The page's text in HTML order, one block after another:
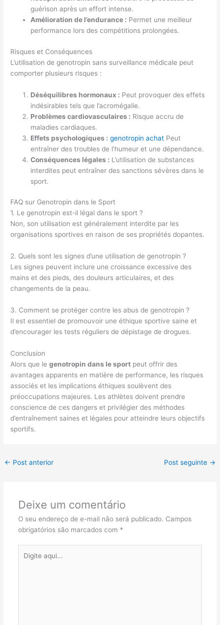
guérison après un effort intense.
Amélioration de l’endurance : Permet une meilleur
performance lors des compétitions prolongées.
Risques et Conséquences
L’utilisation de genotropin sans surveillance médicale peut
comporter plusieurs risques :
Déséquilibres hormonaux : Peut provoquer des effets
indésirables tels que l’acromégalie.
Problèmes cardiovasculaires : Risque accru de
maladies cardiaques.
Effets psychologiques : genotropin achat Peut
entraîner des troubles de l’humeur et une dépendance.
Conséquences légales : L’utilisation de substances
interdites peut entraîner des sanctions sévères dans le
sport.
FAQ sur Genotropin dans le Sport
1. Le genotropin est-il légal dans le sport ?
Non, son utilisation est généralement interdite par les
organisations sportives en raison de ses propriétés dopantes.
2. Quels sont les signes d’une utilisation de genotropin ?
Les signes peuvent inclure une croissance excessive des
mains et des pieds, des douleurs articulaires, et des
changements de la peau.
3. Comment se protéger contre les abus de genotropin ?
Il est essentiel de promouvoir une éthique sportive saine et
d’encourager les tests réguliers de dépistage de drogues.
Conclusion
Alors que legenotropin dans le sport peut offrir des
avantages apparents en matière de performance, les risques
associés et les implications éthiques soulèvent des
préoccupations majeures. Les athlètes doivent prendre
conscience de ces dangers et privilégier des méthodes
d’entraînement saines et légales pour atteindre leurs objectifs
sportifs.
← Post anterior Post seguinte →
Deixe um comentário
O seu endereço de e-mail não será publicado. Campos
obrigatórios são marcados com *
aqui...